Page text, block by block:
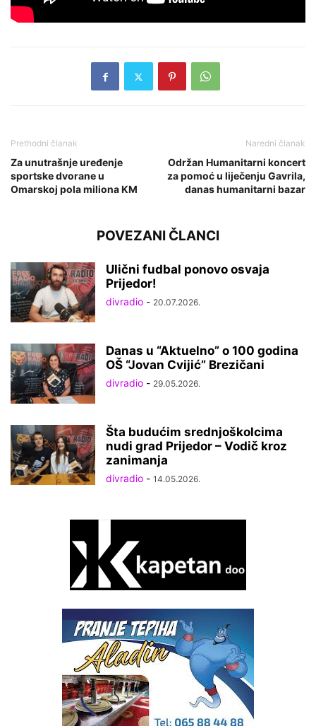
Prethodni članak
Za unutrašnje uređenje
sportske dvorane u
Omarskoj pola miliona KM
Naredni članak
Održan Humanitarni koncert
za pomoć u liječenju Gavrila,
danas humanitarni bazar
POVEZANI ČLANCI
Ulični fudbal ponovo osvaja
Prijedor!
divradio - 20.07.2026.
Danas u “Aktuelno” o 100 godina
OŠ “Jovan Cvijić” Brezičani
divradio - 29.05.2026.
Šta budućim srednjoškolcima
nudi grad Prijedor – Vodič kroz
zanimanja
divradio - 14.05.2026.